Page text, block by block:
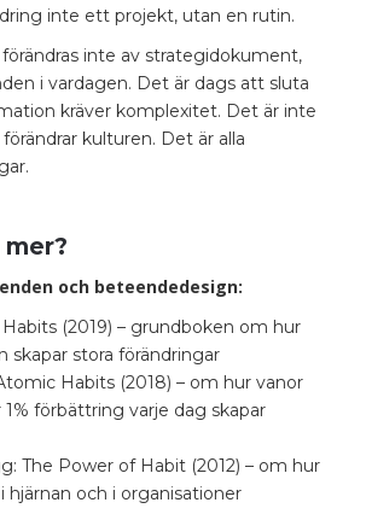
inte ett projekt, utan en rutin.
inte av strategidokument,
i vardagen. Det är dags att sluta
kräver komplexitet. Det är inte
kulturen. Det är alla
mer?
och beteendedesign:
Habits (2019) – grundboken om hur
skapar stora förändringar
Habits (2018) – om hur vanor
förbättring varje dag skapar
The Power of Habit (2012) – om hur
hjärnan och i organisationer